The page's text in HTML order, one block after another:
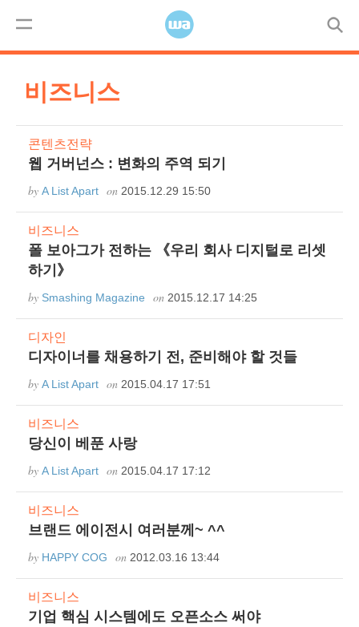
Menu
코드 디자인 워드프레스
비즈니스
콘텐츠전략
웹 거버넌스 : 변화의 주역 되기
by A List Apart on 2015.12.29 15:50
비즈니스
폴 보아그가 전하는 《우리 회사 디지털로 리셋
하기》
by Smashing Magazine on 2015.12.17 14:25
디자인
디자이너를 채용하기 전, 준비해야 할 것들
by A List Apart on 2015.04.17 17:51
비즈니스
당신이 베푼 사랑
by A List Apart on 2015.04.17 17:12
비즈니스
브랜드 에이전시 여러분께~ ^^
by HAPPY COG on 2012.03.16 13:44
비즈니스
기업 핵심 시스템에도 오픈소스 써야